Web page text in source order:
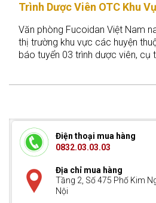
Trình Dược Viên OTC Khu
Văn phòng Fucoidan Việt Nam
thị trường khu vực các huyện
báo tuyển 03 trình dược viên, cụ
Điện thoại mua hàng
0832.03.03.03
Địa chỉ mua hàng
Tầng 2, Số 475 Phố Kim
Nội